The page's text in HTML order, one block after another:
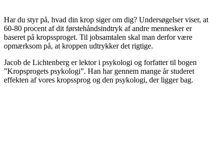
Har du styr på, hvad din krop siger om dig? Undersøgelser viser, at
60-80 procent af dit førstehåndsindtryk af andre mennesker er
baseret på kropssproget. Til jobsamtalen skal man derfor være
opmærksom på, at kroppen udtrykker det rigtige.
Jacob de Lichtenberg er lektor i psykologi og forfatter til bogen
”Kropsprogets psykologi”. Han har gennem mange år studeret
effekten af vores kropssprog og den psykologi, der ligger bag.